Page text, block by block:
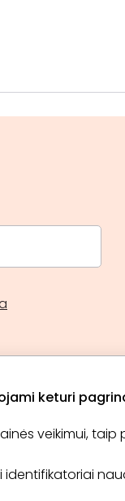
keturi
veikimui, taip
identifikatoriai